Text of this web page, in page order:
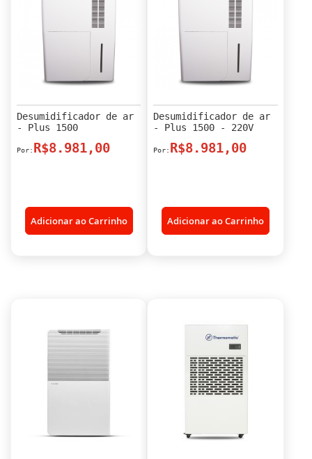
Desumidificador de ar
- Plus 1500
R$8.981,00
Adicionar ao Carrinho
Desumidificador de ar
- Plus 1500 - 220V
R$8.981,00
Adicionar ao Carrinho